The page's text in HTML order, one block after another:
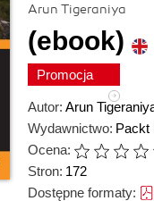
Arun Tigeraniya
(ebook)
Promocja
Autor: Arun
Wydawnictwo: Packt
Ocena:
Stron: 172
Dostępne formaty: